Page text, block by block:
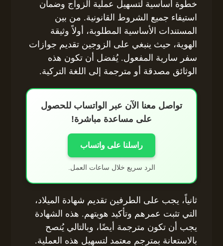
خطوة أساسية لتسهيل عملية الزواج وضمان
استيفاء جميع الشروط القانونية. من بين
المستندات الأساسية المطلوبة، أولاً وثيقة
الهوية، حيث ينبغي على الزوجين تقديم جوازات
سفر سارية المفعول. يُفضل أن تكون هذه
الوثائق مصدقة أو مترجمة إلى اللغة التركية.
تواصل معنا الآن عبر الواتساب للحصول
على مساعدة مباشرة!
راسلنا على واتساب
الرد سريع خلال ساعات العمل.
ثانياً، يجب على الطرفين تقديم شهادة الميلاد،
التي تثبت عمرهم وتأكيد هويتهم. هذه الشهادة
يجب أن تكون مترجمة أيضًا، وبالتالي يُنصح
بالاستعانة بمترجم معتمد لتسهيل هذه العملية.